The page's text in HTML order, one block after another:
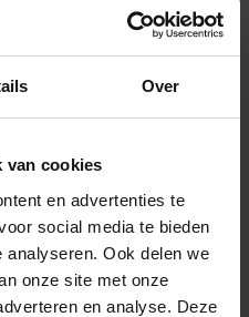
Over
van cookies
en advertenties te
social media te bieden
Ook delen we
onze site met onze
en analyse. Deze